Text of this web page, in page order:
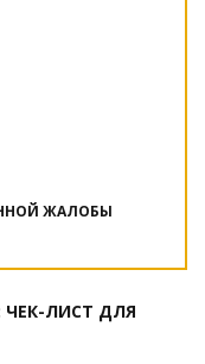
ЖАЛОБЫ
ЛИСТ ДЛЯ